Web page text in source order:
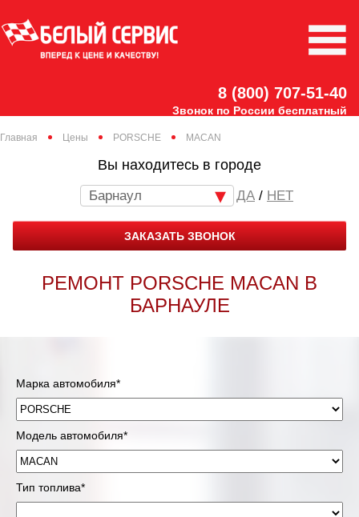
8 (800) 707-51-40
Звонок по России бесплатный
Главная Цены PORSCHE MACAN
Вы находитесь в городе
Барнаул / НЕТ
ЗАКАЗАТЬ ЗВОНОК
РЕМОНТ PORSCHE MACAN В
БАРНАУЛЕ
Марка автомобиля*
Модель автомобиля*
Тип топлива*